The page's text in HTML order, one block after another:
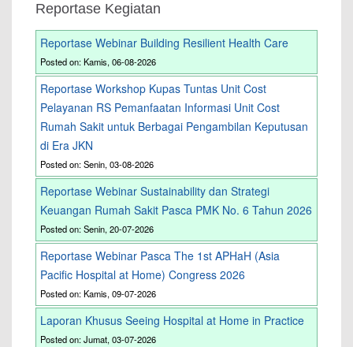
Reportase Kegiatan
Reportase Webinar Building Resilient Health Care
Posted on: Kamis, 06-08-2026
Reportase Workshop Kupas Tuntas Unit Cost
Pelayanan RS Pemanfaatan Informasi Unit Cost
Rumah Sakit untuk Berbagai Pengambilan Keputusan
di Era JKN
Posted on: Senin, 03-08-2026
Reportase Webinar Sustainability dan Strategi
Keuangan Rumah Sakit Pasca PMK No. 6 Tahun 2026
Posted on: Senin, 20-07-2026
Reportase Webinar Pasca The 1st APHaH (Asia
Pacific Hospital at Home) Congress 2026
Posted on: Kamis, 09-07-2026
Laporan Khusus Seeing Hospital at Home in Practice
Posted on: Jumat, 03-07-2026